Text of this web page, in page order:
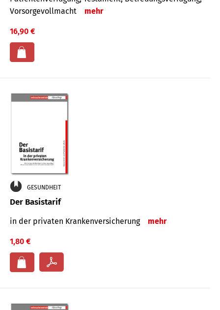
Vor­sorge­voll­macht
mehr
16,90 €
GESUNDHEIT
Der Basistarif
in der privaten Kran­ken­ver­siche­rung mehr
1,80 €